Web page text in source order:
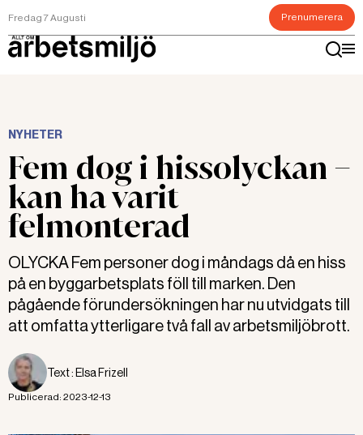
Fredag 7 Augusti Prenumerera
NYHETER
Fem dog i hissolyckan –
kan ha varit
felmonterad
OLYCKA Fem personer dog i måndags då en hiss
på en byggarbetsplats föll till marken. Den
pågående förundersökningen har nu utvidgats till
att omfatta ytterligare två fall av arbetsmiljöbrott.
Text : Elsa Frizell
Publicerad: 2023-12-13